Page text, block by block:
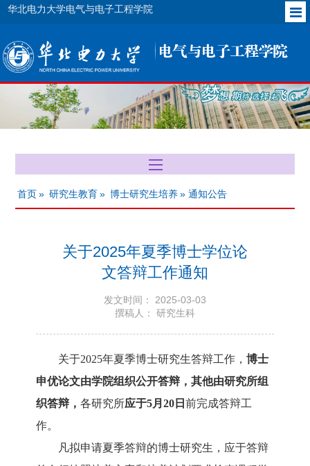
华北电力大学电气与电子工程学院
首页 » 研究生教育 » 博士研究生培养 » 通知公告
关于2025年夏季博士学位论
文答辩工作通知
发文时间： 2025-03-03
撰稿人： 研究生科
关于2025年夏季博士研究生答辩工作，博士
申优论文由学院组织公开答辩，其他由研究所组
织答辩，各研究所应于5月20 日前完成答辩工
作。
凡拟申请夏季答辩的博士研究生， 应于答辩